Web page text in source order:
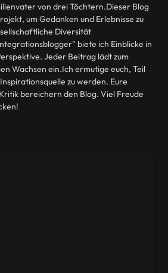
von drei Töchtern.Dieser Blog
um Gedanken und Erlebnisse zu
Diversität
biete ich Einblicke in
Jeder Beitrag lädt zum
Wachsen ein.Ich ermutige euch, Teil
zu werden. Eure
bereichern den Blog. Viel Freude